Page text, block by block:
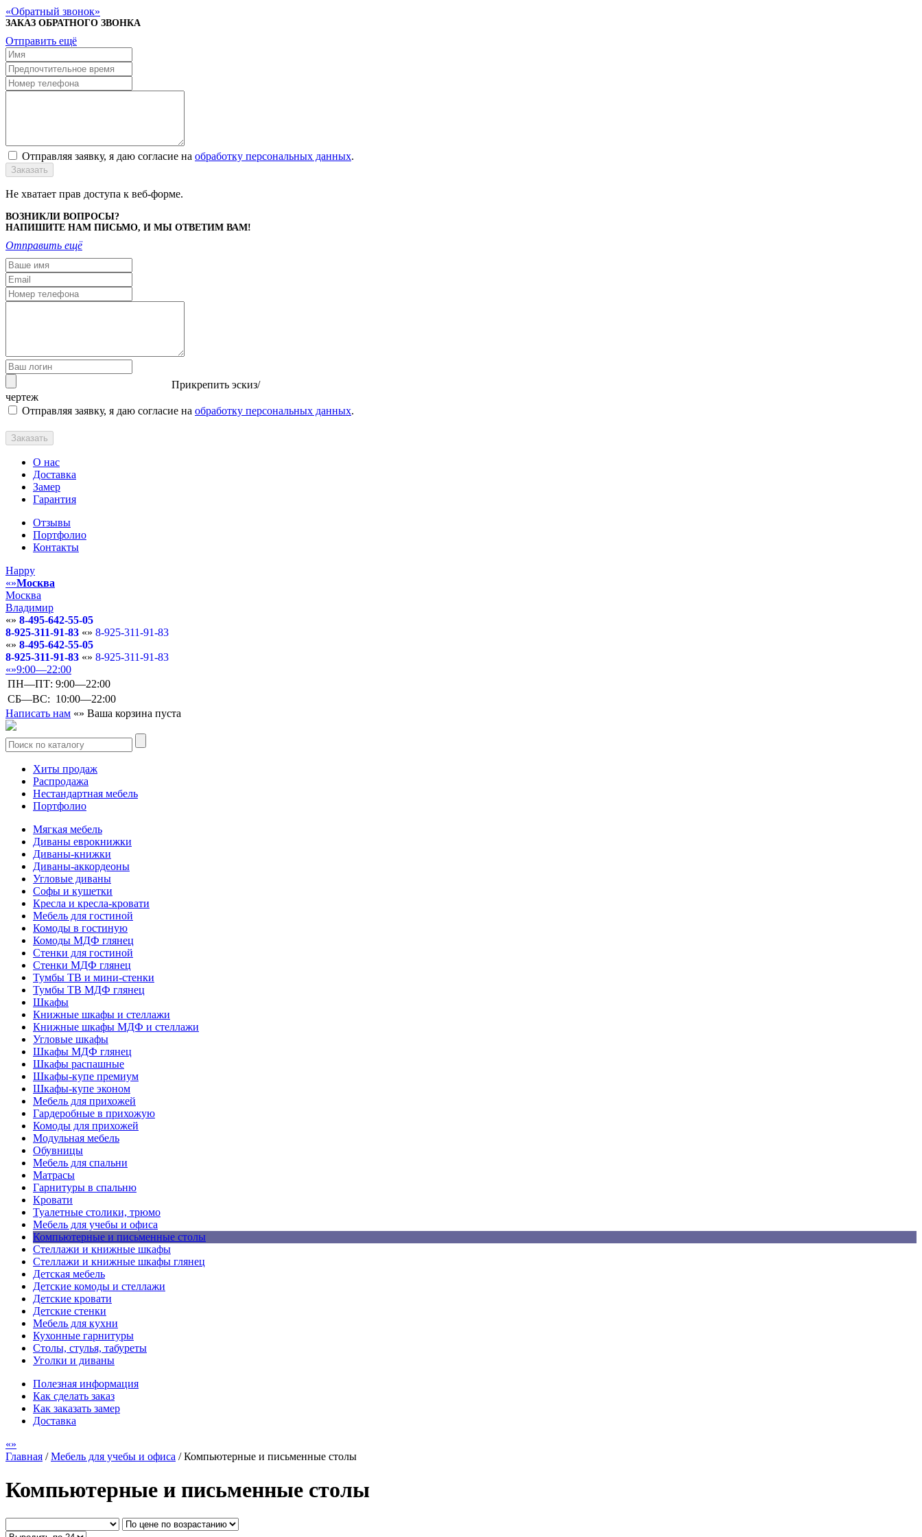
Обратный звонок
ЗАКАЗ ОБРАТНОГО ЗВОНКА
Отправить ещё
Отправляя заявку, я даю согласие на обработку персональных данных.
Заказать
Не хватает прав доступа к веб-форме.
ВОЗНИКЛИ ВОПРОСЫ?
НАПИШИТЕ НАМ ПИСЬМО, И МЫ ОТВЕТИМ ВАМ!
Отправить ещё
Прикрепить эскиз/
чертеж
Отправляя заявку, я даю согласие на обработку персональных данных.
Заказать
О нас
Доставка
Замер
Гарантия
Отзывы
Портфолио
Контакты
Happy
Москва
Москва
Владимир
8-495-642-55-05
8-925-311-91-83
8-925-311-91-83
8-495-642-55-05
8-925-311-91-83
8-925-311-91-83
9:00—22:00
ПН—ПТ: 9:00—22:00
СБ—ВС: 10:00—22:00
Написать нам
Ваша корзина пуста
Хиты продаж
Распродажа
Нестандартная мебель
Портфолио
Мягкая мебель
Диваны еврокнижки
Диваны-книжки
Диваны-аккордеоны
Угловые диваны
Софы и кушетки
Кресла и кресла-кровати
Мебель для гостиной
Комоды в гостиную
Комоды МДФ глянец
Стенки для гостиной
Стенки МДФ глянец
Тумбы ТВ и мини-стенки
Тумбы ТВ МДФ глянец
Шкафы
Книжные шкафы и стеллажи
Книжные шкафы МДФ и стеллажи
Угловые шкафы
Шкафы МДФ глянец
Шкафы распашные
Шкафы-купе премиум
Шкафы-купе эконом
Мебель для прихожей
Гардеробные в прихожую
Комоды для прихожей
Модульная мебель
Обувницы
Мебель для спальни
Матрасы
Гарнитуры в спальню
Кровати
Туалетные столики, трюмо
Мебель для учебы и офиса
Компьютерные и письменные столы
Стеллажи и книжные шкафы
Стеллажи и книжные шкафы глянец
Детская мебель
Детские комоды и стеллажи
Детские кровати
Детские стенки
Мебель для кухни
Кухонные гарнитуры
Столы, стулья, табуреты
Уголки и диваны
Полезная информация
Как сделать заказ
Как заказать замер
Доставка
Главная /Мебель для учебы и офиса /Компьютерные и письменные столы
Компьютерные и письменные столы